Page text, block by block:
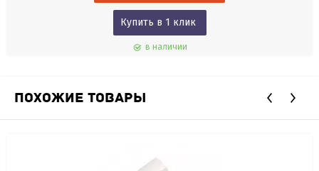
Купить в 1 клик
в наличии
ПОХОЖИЕ ТОВАРЫ